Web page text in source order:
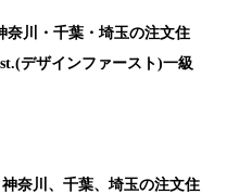
奈川・千葉・埼玉の注文住
デザインファースト)一級
奈川、千葉、埼玉の注文住